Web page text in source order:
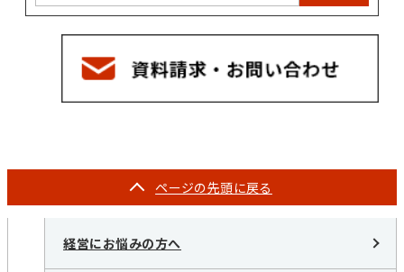
ページの先頭に戻る
経営にお悩みの方へ